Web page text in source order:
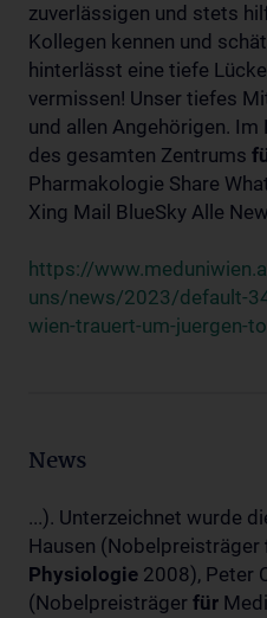
zuverlässigen und stets
Kollegen kennen und
hinterlässt eine tiefe
vermissen! Unser tiefes
und allen Angehörigen.
des gesamten Zentrums
Pharmakologie Share
Xing Mail BlueSky Alle
https://
uns/news/2023/default-
wien-trauert-um-juergen-
News
...). Unterzeichnet wurde
Hausen (Nobelpreisträger
Physiologie 2008), Peter
(Nobelpreisträger für